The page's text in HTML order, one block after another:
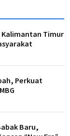
Timur
Perkuat
Baru,